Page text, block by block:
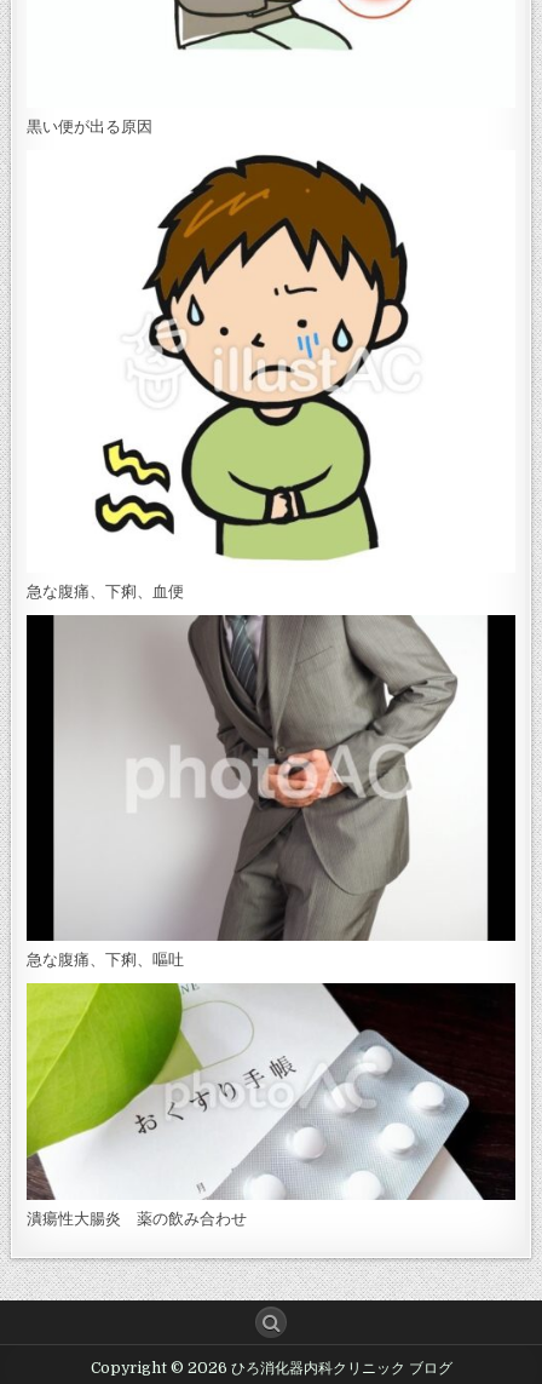
黒い便が出る原因
急な腹痛、下痢、血便
急な腹痛、下痢、嘔吐
潰瘍性大腸炎 薬の飲み合わせ
Copyright © 2026 ひろ消化器内科クリニック ブログ